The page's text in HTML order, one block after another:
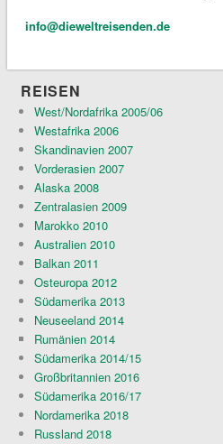
info@dieweltreisenden.de
REISEN
West/Nordafrika 2005/06
Westafrika 2006
Skandinavien 2007
Vorderasien 2007
Alaska 2008
Zentralasien 2009
Marokko 2010
Australien 2010
Balkan 2011
Osteuropa 2012
Südamerika 2013
Neuseeland 2014
Rumänien 2014
Südamerika 2014/15
Großbritannien 2016
Südamerika 2016/17
Nordamerika 2018
Russland 2018